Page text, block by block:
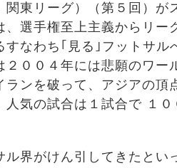
東リーグ）（第５回）が
選手権至上主義からリー
なわち｢見る｣フットサル
００４年には悲願のワー
ンを破って、アジアの頂
気の試合は１試合で １０
界がけん引してきたとい